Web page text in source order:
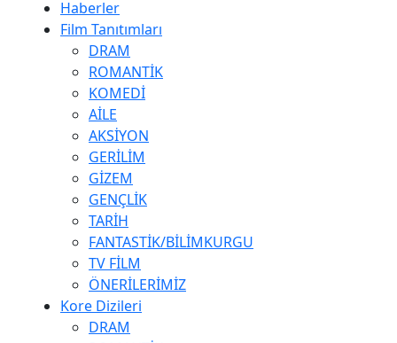
Haberler
Film Tanıtımları
DRAM
ROMANTİK
KOMEDİ
AİLE
AKSİYON
GERİLİM
GİZEM
GENÇLİK
TARİH
FANTASTİK/BİLİMKURGU
TV FİLM
ÖNERİLERİMİZ
Kore Dizileri
DRAM